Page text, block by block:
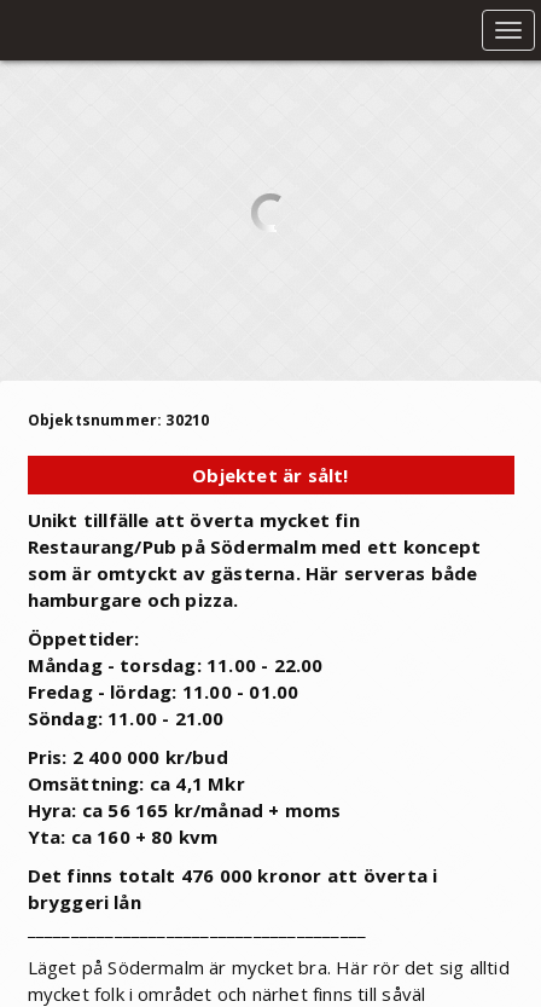
Objektsnummer: 30210
Objektet är sålt!
Unikt tillfälle att överta mycket fin
Restaurang/Pub på Södermalm med ett koncept
som är omtyckt av gästerna. Här serveras både
hamburgare och pizza.
Öppettider:
Måndag - torsdag: 11.00 - 22.00
Fredag - lördag: 11.00 - 01.00
Söndag: 11.00 - 21.00
Pris: 2 400 000 kr/bud
Omsättning: ca 4,1 Mkr
Hyra: ca 56 165 kr/månad + moms
Yta: ca 160 + 80 kvm
Det finns totalt 476 000 kronor att överta i
bryggeri lån
Läget på Södermalm är mycket bra. Här rör det sig alltid
mycket folk i området och närhet finns till såväl